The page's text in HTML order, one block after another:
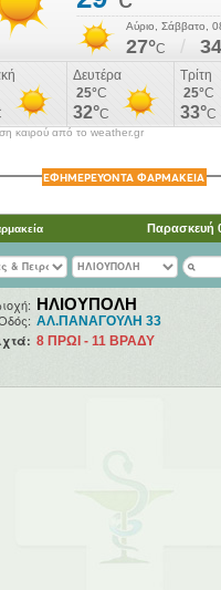
καιρού από το weather.gr
ΕΦΗΜΕΡΕΥΟΝΤΑ ΦΑΡΜΑΚΕΙΑ